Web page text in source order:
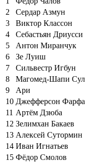
2
Сердар Азмун
3
Виктор Классон
4
Себастьян Дриусси
5
Антон Миранчук
6
Зе Луиш
7
Сильвестр Игбун
8
Магомед-Шапи
9
Ари
10 Джефферсон
11 Артём Дзюба
12 Зелимхан Бакаев
13 Алексей Сутормин
14 Иван Игнатьев
15 Фёдор Смолов